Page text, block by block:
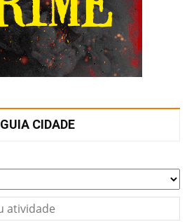
GUIA CIDADE